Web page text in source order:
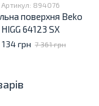
Артикул: 894076
поверхня Beko
HIGG 64123 SX
134 грн 7 361 грн